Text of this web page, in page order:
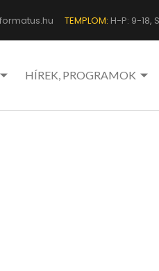
TEMPLOM: H-P: 9-18,
HÍREK, PROGRAMOK